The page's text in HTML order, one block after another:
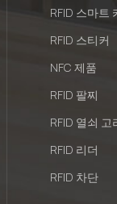
RFID 스마트
RFID 스티커
NFC 제품
RFID 팔찌
RFID 열쇠 고
RFID 리더
RFID 차단